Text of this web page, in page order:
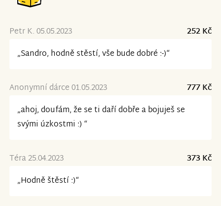
Petr K. 05.05.2023
252 Kč
„Sandro, hodně stěstí, vše bude dobré :-)“
Anonymní dárce 01.05.2023
777 Kč
„ahoj, doufám, že se ti daří dobře a bojuješ se
svými úzkostmi :) “
Téra 25.04.2023
373 Kč
„Hodně štěstí :)“